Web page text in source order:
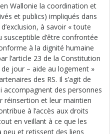
Wallonie la coordination et
et publics) impliqués dans
à savoir « toute
d’être confrontée
à la dignité humaine
l’article 23 de la Constitution
de jour – aide au logement »
des RS. Il s’agit de
accompagnent des personnes
réinsertion et leur maintien
à l’accès aux droits
en veillant à ce que les
et retissent des liens